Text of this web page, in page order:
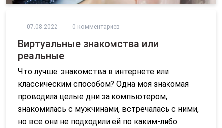
07.08.2022 0 комментариев
Виртуальные знакомства или
реальные
Что лучше: знакомства в интернете или
классическим способом? Одна моя знакомая
проводила целые дни за компьютером,
знакомилась с мужчинами, встречалась с ними,
но все они не подходили ей по каким-либо